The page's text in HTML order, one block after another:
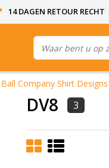
14 DAGEN RETOUR RECHT
Ball Company Shirt Designs
DV8 3